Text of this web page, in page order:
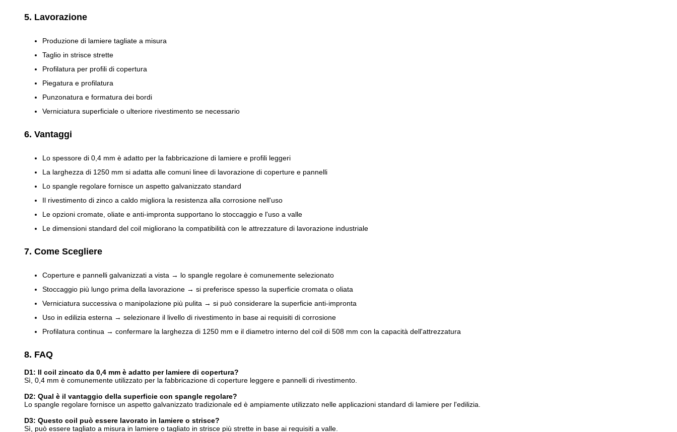
5. Lavorazione
Produzione di lamiere tagliate a misura
Taglio in strisce strette
Profilatura per profili di copertura
Piegatura e profilatura
Punzonatura e formatura dei bordi
Verniciatura superficiale o ulteriore rivestimento se necessario
6. Vantaggi
Lo spessore di 0,4 mm è adatto per la fabbricazione di lamiere e profili leggeri
La larghezza di 1250 mm si adatta alle comuni linee di lavorazione di coperture e pannelli
Lo spangle regolare fornisce un aspetto galvanizzato standard
Il rivestimento di zinco a caldo migliora la resistenza alla corrosione nell'uso
Le opzioni cromate, oliate e anti-impronta supportano lo stoccaggio e l'uso a valle
Le dimensioni standard del coil migliorano la compatibilità con le attrezzature di lavorazione industriale
7. Come Scegliere
Coperture e pannelli galvanizzati a vista → lo spangle regolare è comunemente selezionato
Stoccaggio più lungo prima della lavorazione → si preferisce spesso la superficie cromata o oliata
Verniciatura successiva o manipolazione più pulita → si può considerare la superficie anti-impronta
Uso in edilizia esterna → selezionare il livello di rivestimento in base ai requisiti di corrosione
Profilatura continua → confermare la larghezza di 1250 mm e il diametro interno del coil di 508 mm con la capacità dell'attrezzatura
8. FAQ
D1: Il coil zincato da 0,4 mm è adatto per lamiere di copertura?
Sì, 0,4 mm è comunemente utilizzato per la fabbricazione di coperture leggere e pannelli di rivestimento.
D2: Qual è il vantaggio della superficie con spangle regolare?
Lo spangle regolare fornisce un aspetto galvanizzato tradizionale ed è ampiamente utilizzato nelle applicazioni standard di lamiere per l'edilizia.
D3: Questo coil può essere lavorato in lamiere o strisce?
Sì, può essere tagliato a misura in lamiere o tagliato in strisce più strette in base ai requisiti a valle.